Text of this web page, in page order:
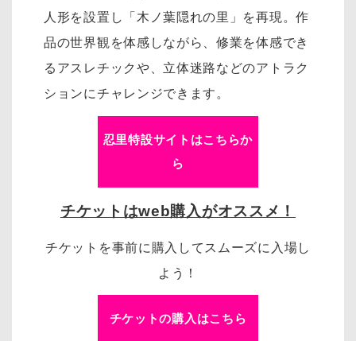
人形を設置し「木ノ葉隠れの里」を再現。作
品の世界観を体感しながら、修業を体感でき
るアスレチックや、立体迷路などのアトラク
ションにチャレンジできます。
忍里特設サイトはこちらか
ら
チケットはweb購入がオススメ！
チケットを事前に購入してスムーズに入場し
よう！
チケットの購入はこちら